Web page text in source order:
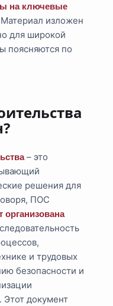
на ключевые
изложен
для широкой
поясняются по
– это
решения для
ПОС
организована
и трудовых
безопасности и
Этот документ